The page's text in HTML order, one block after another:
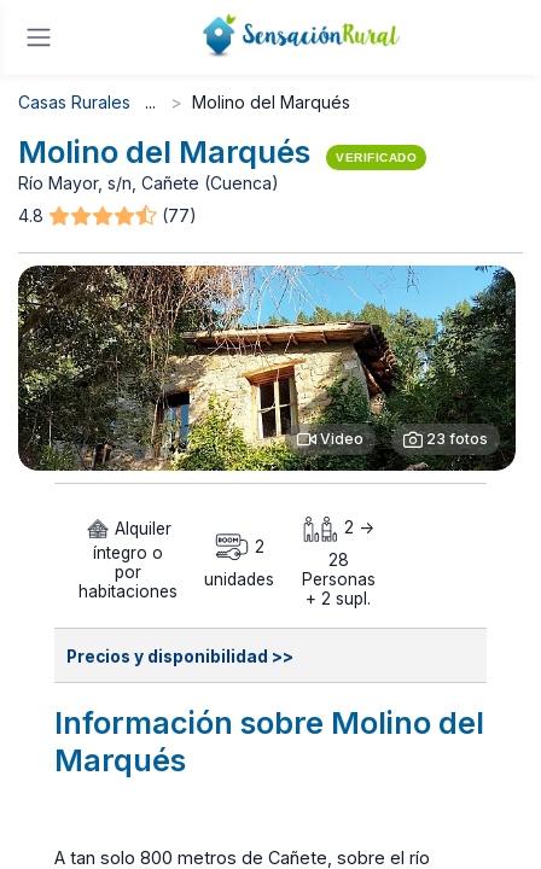
Casas Rurales Molino del Marqués
Molino del Marqués VERIFICADO
Río Mayor, s/n, Cañete (Cuenca)
4.8
(77)
Video 23 fotos
Alquiler
íntegro o
por
habitaciones
2
unidades
2 ->
28
Personas
+ 2 supl.
Precios y disponibilidad >>
Información sobre Molino del
Marqués
A tan solo 800 metros de Cañete, sobre el río